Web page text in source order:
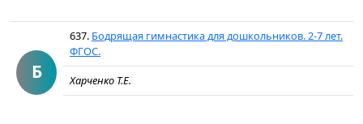
Б
637. Бодрящая гимнастика для дошкольников. 2-7 лет.
ФГОС.
Харченко Т.Е.